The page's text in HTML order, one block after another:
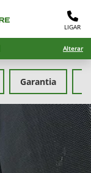
LIGAR
Alterar
Garantia